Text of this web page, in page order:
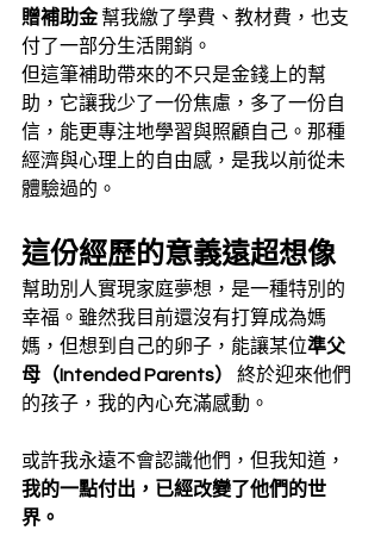
贈補助金 幫我繳了學費、教材費，也支
付了一部分生活開銷。
但這筆補助帶來的不只是金錢上的幫
助，它讓我少了一份焦慮，多了一份自
信，能更專注地學習與照顧自己。那種
經濟與心理上的自由感，是我以前從未
體驗過的。
這份經歷的意義遠超想像
幫助別人實現家庭夢想，是一種特別的
幸福。雖然我目前還沒有打算成為媽
媽，但想到自己的卵子，能讓某位準父
母（Intended Parents）
終於迎來他們
的孩子，我的內心充滿感動。
或許我永遠不會認識他們，但我知道，
我的一點付出，已經改變了他們的世
界。